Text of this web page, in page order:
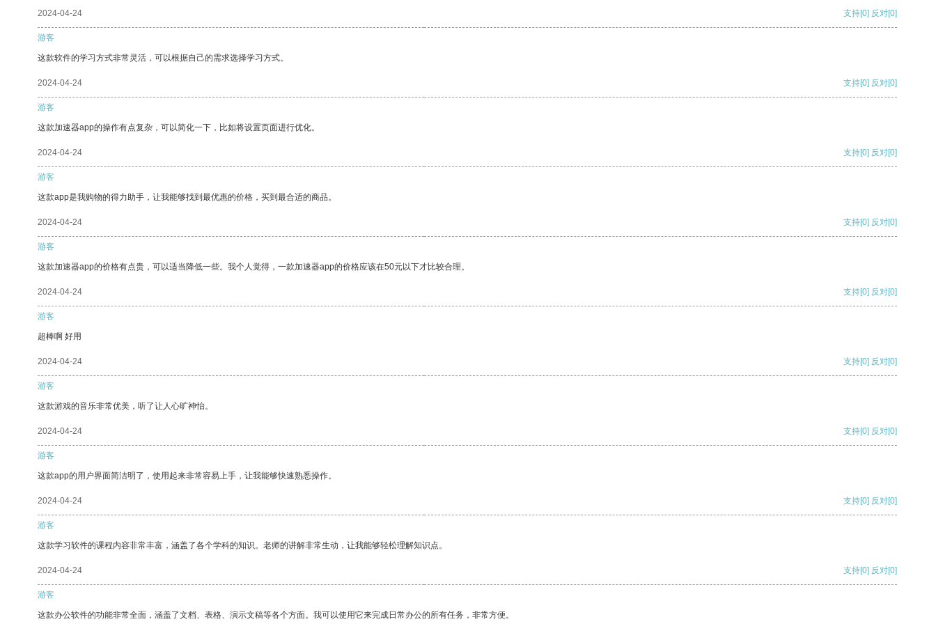
2024-04-24 支持[0] 反对[0]
游客
这款软件的学习方式非常灵活，可以根据自己的需求选择学习方式。
2024-04-24 支持[0] 反对[0]
游客
这款加速器app的操作有点复杂，可以简化一下，比如将设置页面进行优化。
2024-04-24 支持[0] 反对[0]
游客
这款app是我购物的得力助手，让我能够找到最优惠的价格，买到最合适的商品。
2024-04-24 支持[0] 反对[0]
游客
这款加速器app的价格有点贵，可以适当降低一些。我个人觉得，一款加速器app的价格应该在50元以下才比较合理。
2024-04-24 支持[0] 反对[0]
游客
超棒啊 好用
2024-04-24 支持[0] 反对[0]
游客
这款游戏的音乐非常优美，听了让人心旷神怡。
2024-04-24 支持[0] 反对[0]
游客
这款app的用户界面简洁明了，使用起来非常容易上手，让我能够快速熟悉操作。
2024-04-24 支持[0] 反对[0]
游客
这款学习软件的课程内容非常丰富，涵盖了各个学科的知识。老师的讲解非常生动，让我能够轻松理解知识点。
2024-04-24 支持[0] 反对[0]
游客
这款办公软件的功能非常全面，涵盖了文档、表格、演示文稿等各个方面。我可以使用它来完成日常办公的所有任务，非常方便。